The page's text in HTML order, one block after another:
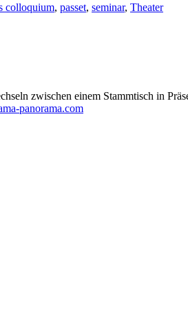
colloquium, passet, seminar, Theater
zwischen einem Stammtisch in
panorama.com